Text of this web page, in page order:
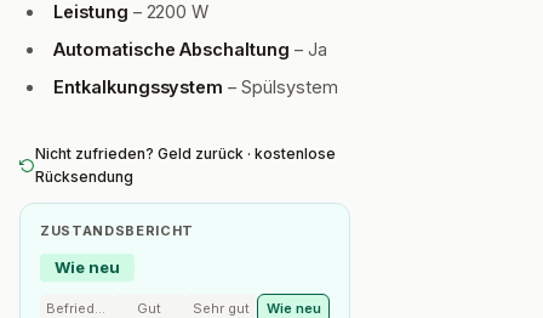
Leistung – 2200 W
Automatische Abschaltung – Ja
Entkalkungssystem – Spülsystem
Nicht zufrieden? Geld zurück · kostenlose
Rücksendung
ZUSTANDSBERICHT
Wie neu
Befriedigend Gut Sehr gut Wie neu